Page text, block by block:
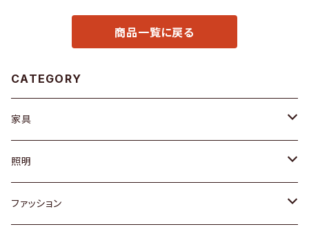
商品一覧に戻る
CATEGORY
家具
ソファ / ベンチ
チェア / スツール
照明
ペンダントライト
ファッション